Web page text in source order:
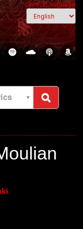
Select Language